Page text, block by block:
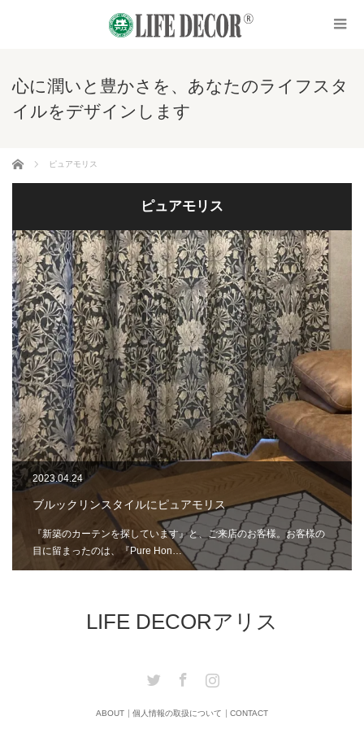
心に潤いと豊かさを、あなたのライフスタ
イルをデザインします
ホーム ピュアモリス
ピュアモリス
2023.04.24
ブルックリンスタイルにピュアモリス
『新築のカーテンを探しています』と、ご来店のお客様。お客様の
目に留まったのは、『Pure Hon…
LIFE DECORアリス
Twitter Facebook
ABOUT 個人情報の取扱について CONTACT